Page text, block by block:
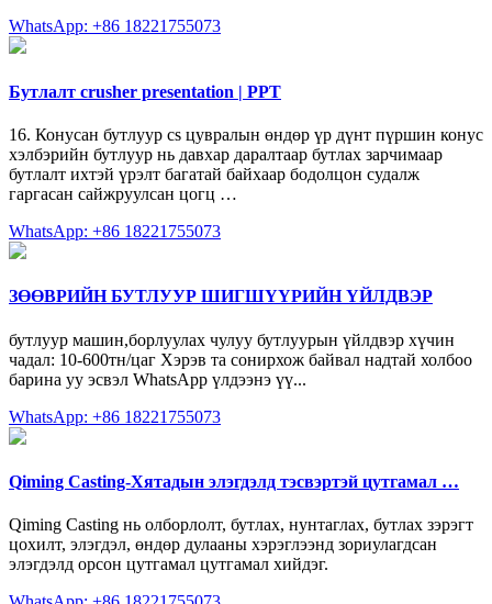
WhatsApp: +86 18221755073
Бутлалт crusher presentation | PPT
16. Конусан бутлуур cs цувралын өндөр үр дүнт пүршин конус
хэлбэрийн бутлуур нь давхар даралтаар бутлах зарчимаар
бутлалт ихтэй үрэлт багатай байхаар бодолцон судалж
гаргасан сайжруулсан цогц …
WhatsApp: +86 18221755073
ЗӨӨВРИЙН БУТЛУУР ШИГШҮҮРИЙН ҮЙЛДВЭР
бутлуур машин,борлуулах чулуу бутлуурын үйлдвэр хүчин
чадал: 10-600тн/цаг Хэрэв та сонирхож байвал надтай холбоо
барина уу эсвэл WhatsApp үлдээнэ үү...
WhatsApp: +86 18221755073
Qiming Casting-Хятадын элэгдэлд тэсвэртэй цутгамал …
Qiming Casting нь олборлолт, бутлах, нунтаглах, бутлах зэрэгт
цохилт, элэгдэл, өндөр дулааны хэрэглээнд зориулагдсан
элэгдэлд орсон цутгамал цутгамал хийдэг.